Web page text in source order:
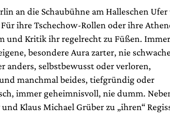
an die Schaubühne am Halleschen
ihre Tschechow-Rollen oder ihre
und Kritik ihr regelrecht zu Füßen. Immer
besondere Aura zarter, nie
anders, selbstbewusst oder verloren,
manchmal beides, tiefgründig oder
immer geheimnisvoll, nie dumm.
Klaus Michael Grüber zu „ihren“